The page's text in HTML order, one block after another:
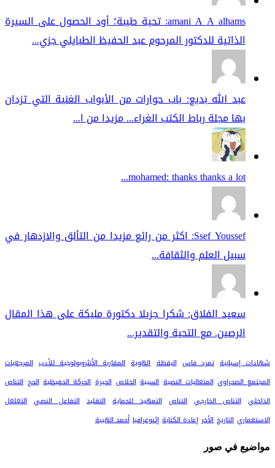
amani A A alhams: تحية طيبة؛ أود الحصول على السيرة
الذاتية للدكتور المرحوم عبد الحفيظ الطبايلي جزي...
عبد الله بديع: باب حوارات من الأبواب الغنية التي تزدان
بها مجلة رباط الكتب الغراء... مزيدا من ا...
mohamed: thanks thanks a lot...
Ssef Youssef: اكثر من رائع مزيدا من التألق والازدهار في
سبيل العلم والثقافة...
سعيد الفلاق: شكرا جزيلا دكتورة مليكة على هذا المقال
الرصين. مع التحية والتقدير...
شهادات إسبانية تمرد فاس اليقظة الهوية المقاربة الأنثروبولوجية للأدب المرجعيات
المجتمع الصحراوي المتعاليات النصية السيبة الخلاص الحيرة الحركة الحفيظية الحج التناص
الداخلي التناص الخارجي التناص التمهيد للحماية التقليد التفاعل النصي التغلغل
الاستعماري التاريخ الأخر إعادة الكتابة إثنوغرافيا أحمد الهيبة
مواضيع في صور